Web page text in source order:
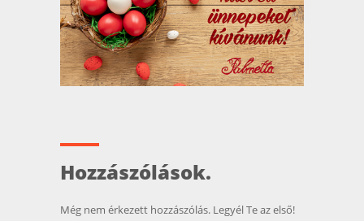
Hozzászólások.
Még nem érkezett hozzászólás. Legyél Te az első!